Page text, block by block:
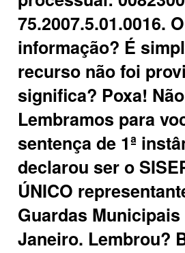
75.2007.5.01.0016.
informação? É
recurso não foi
significa? Poxa!
Lembramos para
sentença de 1ª
declarou ser o
ÚNICO
Guardas
Janeiro. Lembrou?